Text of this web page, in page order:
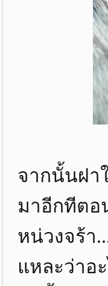
จากนั้นฝา
มาอีกทีตอ
หน่วงจร้า
แหละว่าอ